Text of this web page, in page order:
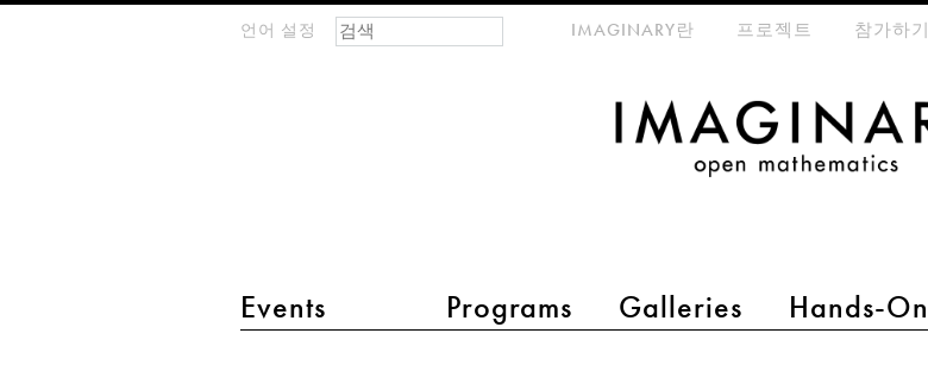
언어 설정
main menu 2
Events Programs Galleries Hands-On
meta-menuIMAGINARY란 프로젝트 참가하기
검색 폼
찾기